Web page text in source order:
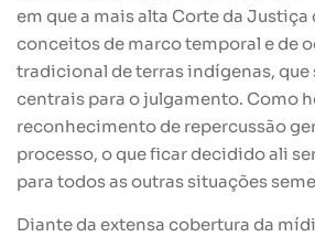
em que a mais alta Corte da
conceitos de marco temporal e de
tradicional de terras indígenas, que
centrais para o julgamento. Como
reconhecimento de repercussão
processo, o que ficar decidido ali
para todos as outras situações
Diante da extensa cobertura da